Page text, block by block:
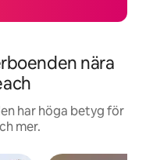
nära
har höga betyg för
mer.